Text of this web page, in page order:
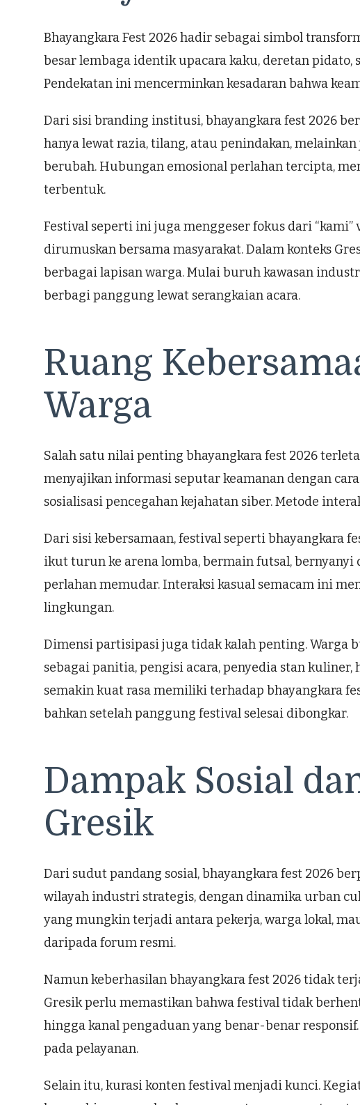
Bhayangkara Fest 2026 hadir sebagai simbol
besar lembaga identik upacara kaku, deretan
Pendekatan ini mencerminkan kesadaran bahwa
Dari sisi branding institusi, bhayangkara fest 2026
hanya lewat razia, tilang, atau penindakan,
berubah. Hubungan emosional perlahan tercipta,
terbentuk.
Festival seperti ini juga menggeser fokus dari “kami”
dirumuskan bersama masyarakat. Dalam konteks
berbagai lapisan warga. Mulai buruh kawasan
berbagi panggung lewat serangkaian acara.
Ruang
Warga
Salah satu nilai penting bhayangkara fest 2026
menyajikan informasi seputar keamanan dengan
sosialisasi pencegahan kejahatan siber. Metode
Dari sisi kebersamaan, festival seperti bhayangkara
ikut turun ke arena lomba, bermain futsal, bernyanyi
perlahan memudar. Interaksi kasual semacam ini
lingkungan.
Dimensi partisipasi juga tidak kalah penting. Warga
sebagai panitia, pengisi acara, penyedia stan
semakin kuat rasa memiliki terhadap bhayangkara
bahkan setelah panggung festival selesai dibongkar.
Dampak Sosial
Gresik
Dari sudut pandang sosial, bhayangkara fest 2026
wilayah industri strategis, dengan dinamika urban
yang mungkin terjadi antara pekerja, warga lokal,
daripada forum resmi.
Namun keberhasilan bhayangkara fest 2026 tidak
Gresik perlu memastikan bahwa festival tidak
hingga kanal pengaduan yang benar-benar
pada pelayanan.
Selain itu, kurasi konten festival menjadi kunci.